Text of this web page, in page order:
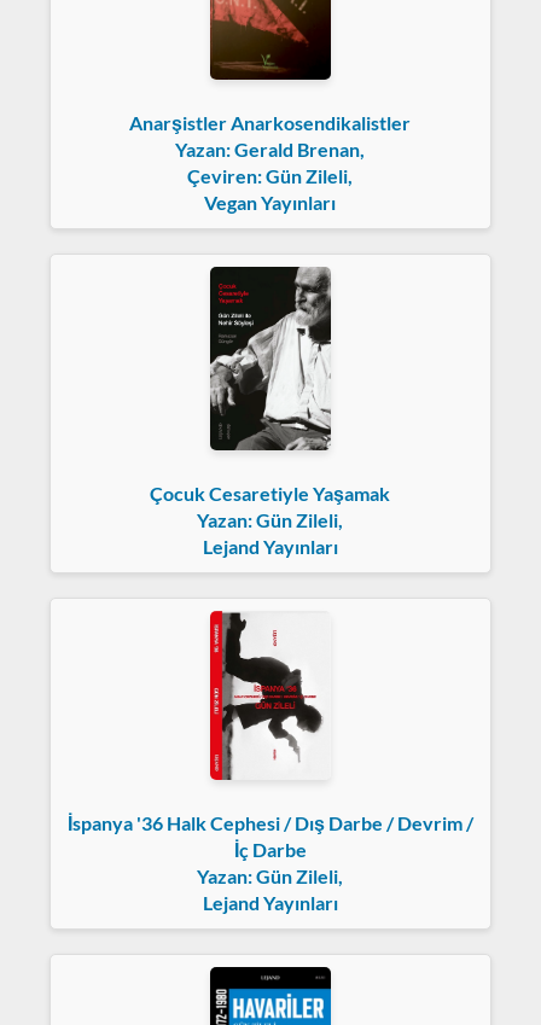
Anarşistler Anarkosendikalistler
Yazan: Gerald Brenan,
Çeviren: Gün Zileli,
Vegan Yayınları
Çocuk Cesaretiyle Yaşamak
Yazan: Gün Zileli,
Lejand Yayınları
İspanya '36 Halk Cephesi / Dış Darbe / Devrim /
İç Darbe
Yazan: Gün Zileli,
Lejand Yayınları